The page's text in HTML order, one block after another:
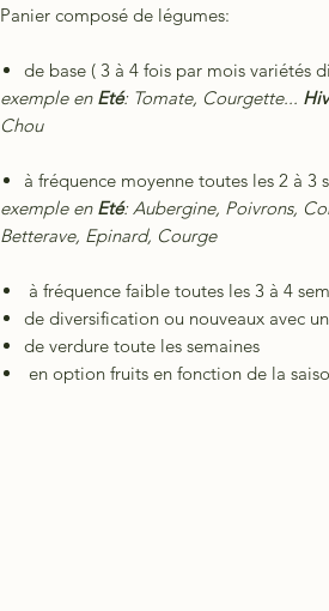
Panier composé de légumes:
de base ( 3 à 4 fois par mois variétés
exemple en Eté: Tomate, Courgette...
Chou
à fréquence moyenne toutes les 2 à 3
exemple en Eté: Aubergine, Poivrons,
Betterave, Epinard, Courge
à fréquence faible toutes les 3 à 4
de diversification ou nouveaux avec
de verdure toute les semaines
en option fruits en fonction de la